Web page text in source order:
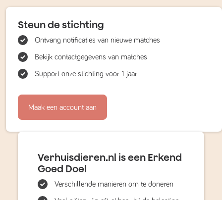
Steun de stichting
Ontvang notificaties van nieuwe matches
Bekijk contactgegevens van matches
Support onze stichting voor 1 jaar
Maak een account aan
Verhuisdieren.nl is een Erkend
Goed Doel
Verschillende manieren om te doneren